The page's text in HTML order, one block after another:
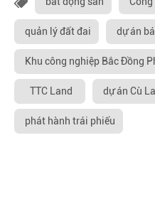
quản lý đất đai dự án
Khu công nghiệp Bắc Đồng
TTC Land dự án Cù
phát hành trái phiếu